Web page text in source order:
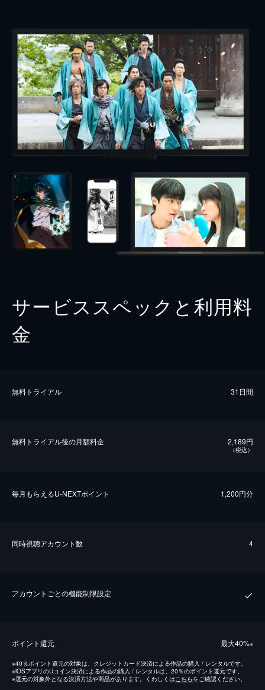
サービススペックと利用料
金
無料トライアル 31日間
無料トライアル後の⽉額料金 2,189円
（税込）
毎⽉もらえるU-NEXTポイント 1,200円分
同時視聴アカウント数 4
アカウントごとの機能制限設定
ポイント還元 最⼤40%※
※40％ポイント還元の対象は、クレジットカード決済による作品の購入 / レンタルです。
※iOSアプリのUコイン決済による作品の購入 / レンタルは、20％のポイント還元です。
※還元の対象外となる決済方法や商品があります。くわしくはこちらをご確認ください。